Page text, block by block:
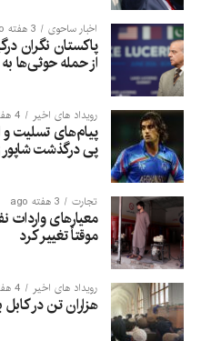
اخبار ساحوی 3 هفته ago
پاکستان نگران
از حمله حوثی‌ها
رویداد های اخیر 4 هفته ago
پیام‌های تسلیت و
پی درگذشت شاپور
تجارت 3 هفته ago
معیارهای
موقتاً تغییر کرد
رویداد های اخیر 4 هفته ago
هزاران تن در کابل